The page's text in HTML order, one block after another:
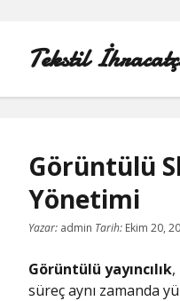
Tekstil
Görüntülü
Yönetimi
Yazar:admin Tarih: Ekim 20,
Görüntülü yayıncılık,
süreç aynı zamanda